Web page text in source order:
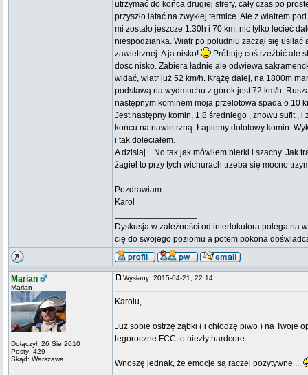
utrzymać do końca drugiej strefy, cały czas po
przyszło latać na zwykłej termice. Ale z wiatrem
mi zostało jeszcze 1:30h i 70 km, nic tylko lecieć
niespodzianka. Wiatr po południu zaczął się
zawietrznej. A ja nisko!
Próbuję coś rzeźbić ale
dość nisko. Zabiera ładnie ale odwiewa
widać, wiatr już 52 km/h. Krążę dalej, na 1800m
podstawą na wydmuchu z górek jest 72 km/h.
następnym kominem moja przelotowa spada o 10
Jest następny komin, 1,8 średniego , znowu sufit ,
końcu na nawietrzną. Łapiemy dolotowy komin.
i tak doleciałem.
A dzisiaj... No tak jak mówiłem bierki i szachy. Jak
żagiel to przy tych wichurach trzeba się mocno
Pozdrawiam
Karol
Dyskusja w zależności od interlokutora polega na
cię do swojego poziomu a potem pokona
Marian
Marian
Dołączył: 26 Sie 2010
Posty: 429
Skąd: Warszawa
Wysłany: 2015-04-21, 22:14
Karolu,
Już sobie ostrzę ząbki ( i chłodzę piwo ) na Twoje
tegoroczne FCC to niezły hardcore...
Wnoszę jednak, że emocje są raczej pozytywne ...